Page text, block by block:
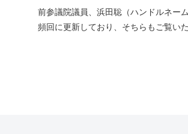
前参議院議員、浜田聡（ハンドルネー
頻回に更新しており、そちらもご覧い